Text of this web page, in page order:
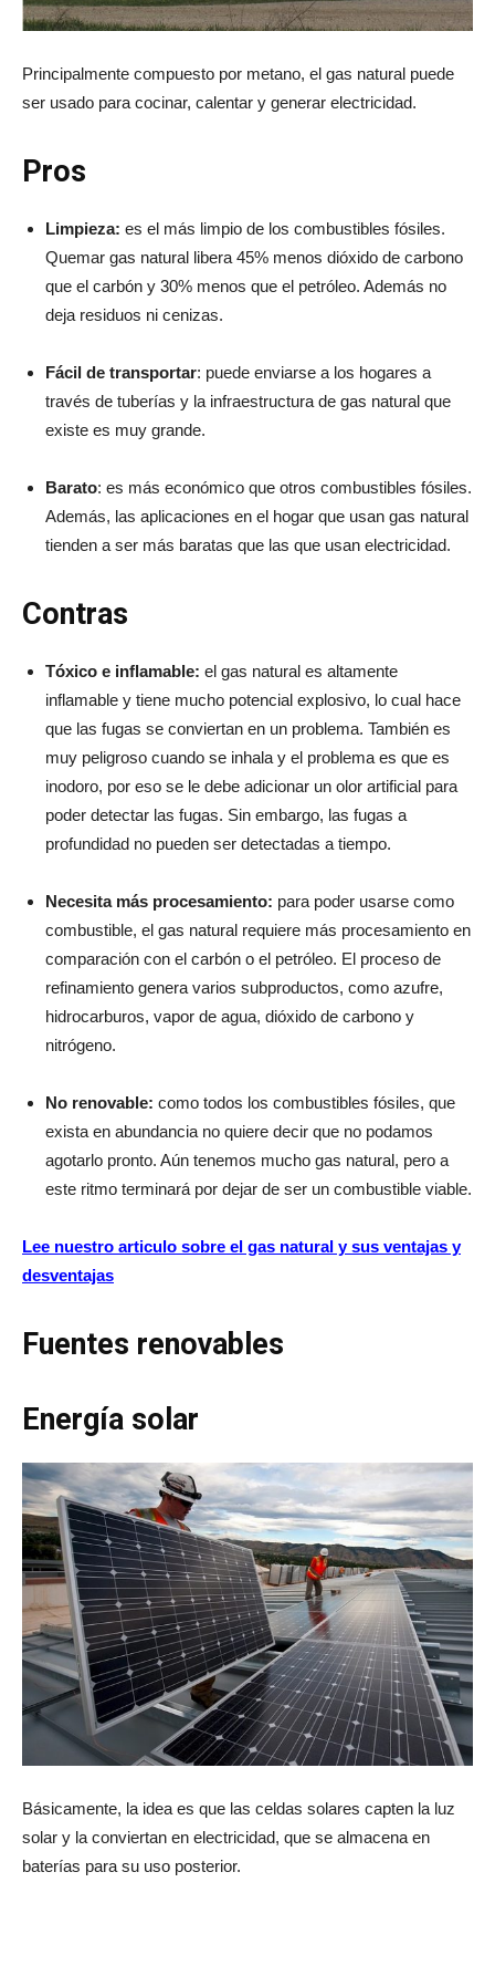
Principalmente compuesto por metano, el gas natural puede
ser usado para cocinar, calentar y generar electricidad.
Pros
Limpieza: es el más limpio de los combustibles fósiles.
Quemar gas natural libera 45% menos dióxido de carbono
que el carbón y 30% menos que el petróleo. Además no
deja residuos ni cenizas.
Fácil de transportar: puede enviarse a los hogares a
través de tuberías y la infraestructura de gas natural que
existe es muy grande.
Barato: es más económico que otros combustibles fósiles.
Además, las aplicaciones en el hogar que usan gas natural
tienden a ser más baratas que las que usan electricidad.
Contras
Tóxico e inflamable: el gas natural es altamente
inflamable y tiene mucho potencial explosivo, lo cual hace
que las fugas se conviertan en un problema. También es
muy peligroso cuando se inhala y el problema es que es
inodoro, por eso se le debe adicionar un olor artificial para
poder detectar las fugas. Sin embargo, las fugas a
profundidad no pueden ser detectadas a tiempo.
Necesita más procesamiento: para poder usarse como
combustible, el gas natural requiere más procesamiento en
comparación con el carbón o el petróleo. El proceso de
refinamiento genera varios subproductos, como azufre,
hidrocarburos, vapor de agua, dióxido de carbono y
nitrógeno.
No renovable: como todos los combustibles fósiles, que
exista en abundancia no quiere decir que no podamos
agotarlo pronto. Aún tenemos mucho gas natural, pero a
este ritmo terminará por dejar de ser un combustible viable.
Lee nuestro articulo sobre el gas natural y sus ventajas y
desventajas
Fuentes renovables
Energía solar
Básicamente, la idea es que las celdas solares capten la luz
solar y la conviertan en electricidad, que se almacena en
baterías para su uso posterior.